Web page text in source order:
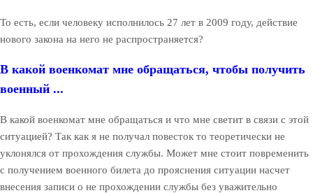
То есть, если человеку исполнилось 27 лет в 2009 году, действие
нового закона на него не распространяется?
В какой военкомат мне обращаться, чтобы получить
военный ...
В какой военкомат мне обращаться и что мне светит в связи с этой
ситуацией? Так как я не получал повесток то теоретически не
уклонялся от прохождения службы. Может мне стоит повременить
с получением военного билета до прояснения ситуации насчет
внесения записи о не прохождении службы без уважительно